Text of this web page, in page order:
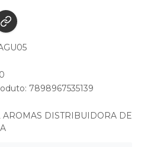
7898967535139
AROMAS DISTRIBUIDORA DE